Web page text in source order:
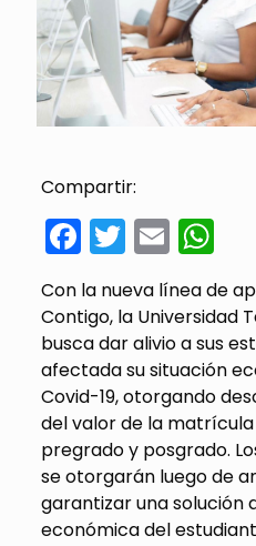
Compartir:
Facebook
Twitter
Email
Con la nueva línea de
Contigo, la Universidad
busca dar alivio a sus
afectada su situación
Covid-19, otorgando
del valor de la
pregrado y posgrado.
se otorgarán luego de
garantizar una solución
económica del